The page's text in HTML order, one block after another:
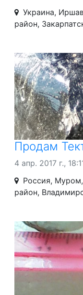
Украина,
район,
Продам
4 апр. 2017 г.,
Россия,
район,